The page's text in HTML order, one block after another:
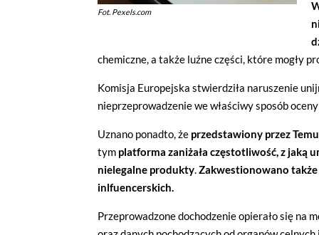
Fot. Pexels.com
chemiczne, a także luźne części, które mogły
Komisja Europejska stwierdziła naruszenie
nieprzeprowadzenie we właściwy sposób
Uznano ponadto, że przedstawiony przez
tym platforma zaniżała częstotliwość, z jaką
nielegalne produkty.Zakwestionowano także
inlfuencerskich.
Przeprowadzone dochodzenie opierało się na